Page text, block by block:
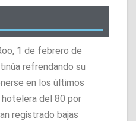
1 de febrero de
refrendando su
en los últimos
del 80 por
registrado bajas